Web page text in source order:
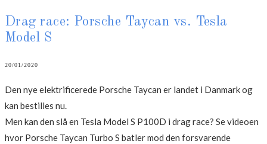
Drag race: Porsche Taycan vs. Tesla
Model S
20/01/2020
Den nye elektrificerede Porsche Taycan er landet i Danmark og
kan bestilles nu.
Men kan den slå en Tesla Model S P100D i drag race? Se videoen
hvor Porsche Taycan Turbo S batler mod den forsvarende